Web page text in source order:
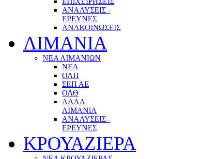
ΑΝΑΛΥΣΕΙΣ -
ΕΡΕΥΝΕΣ
ΑΝΑΚΟΙΝΩΣΕΙΣ
ΛΙΜΑΝΙΑ
ΝΕΑ ΛΙΜΑΝΙΩΝ
ΝΕΑ
ΟΛΠ
ΣΕΠ ΑΕ
ΟΛΘ
ΑΛΛΑ
ΛΙΜΑΝΙΑ
ΑΝΑΛΥΣΕΙΣ -
ΕΡΕΥΝΕΣ
ΚΡΟΥΑΖΙΕΡΑ